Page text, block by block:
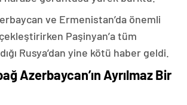
ve Ermenistan’da önemli
Paşinyan’a tüm
Rusya’dan yine kötü haber geldi.
Azerbaycan’ın Ayrılmaz Bir